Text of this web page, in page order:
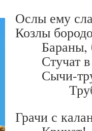
Ослы ему
Козлы
Бараны,
Стучат в
Сычи-
Грачи с